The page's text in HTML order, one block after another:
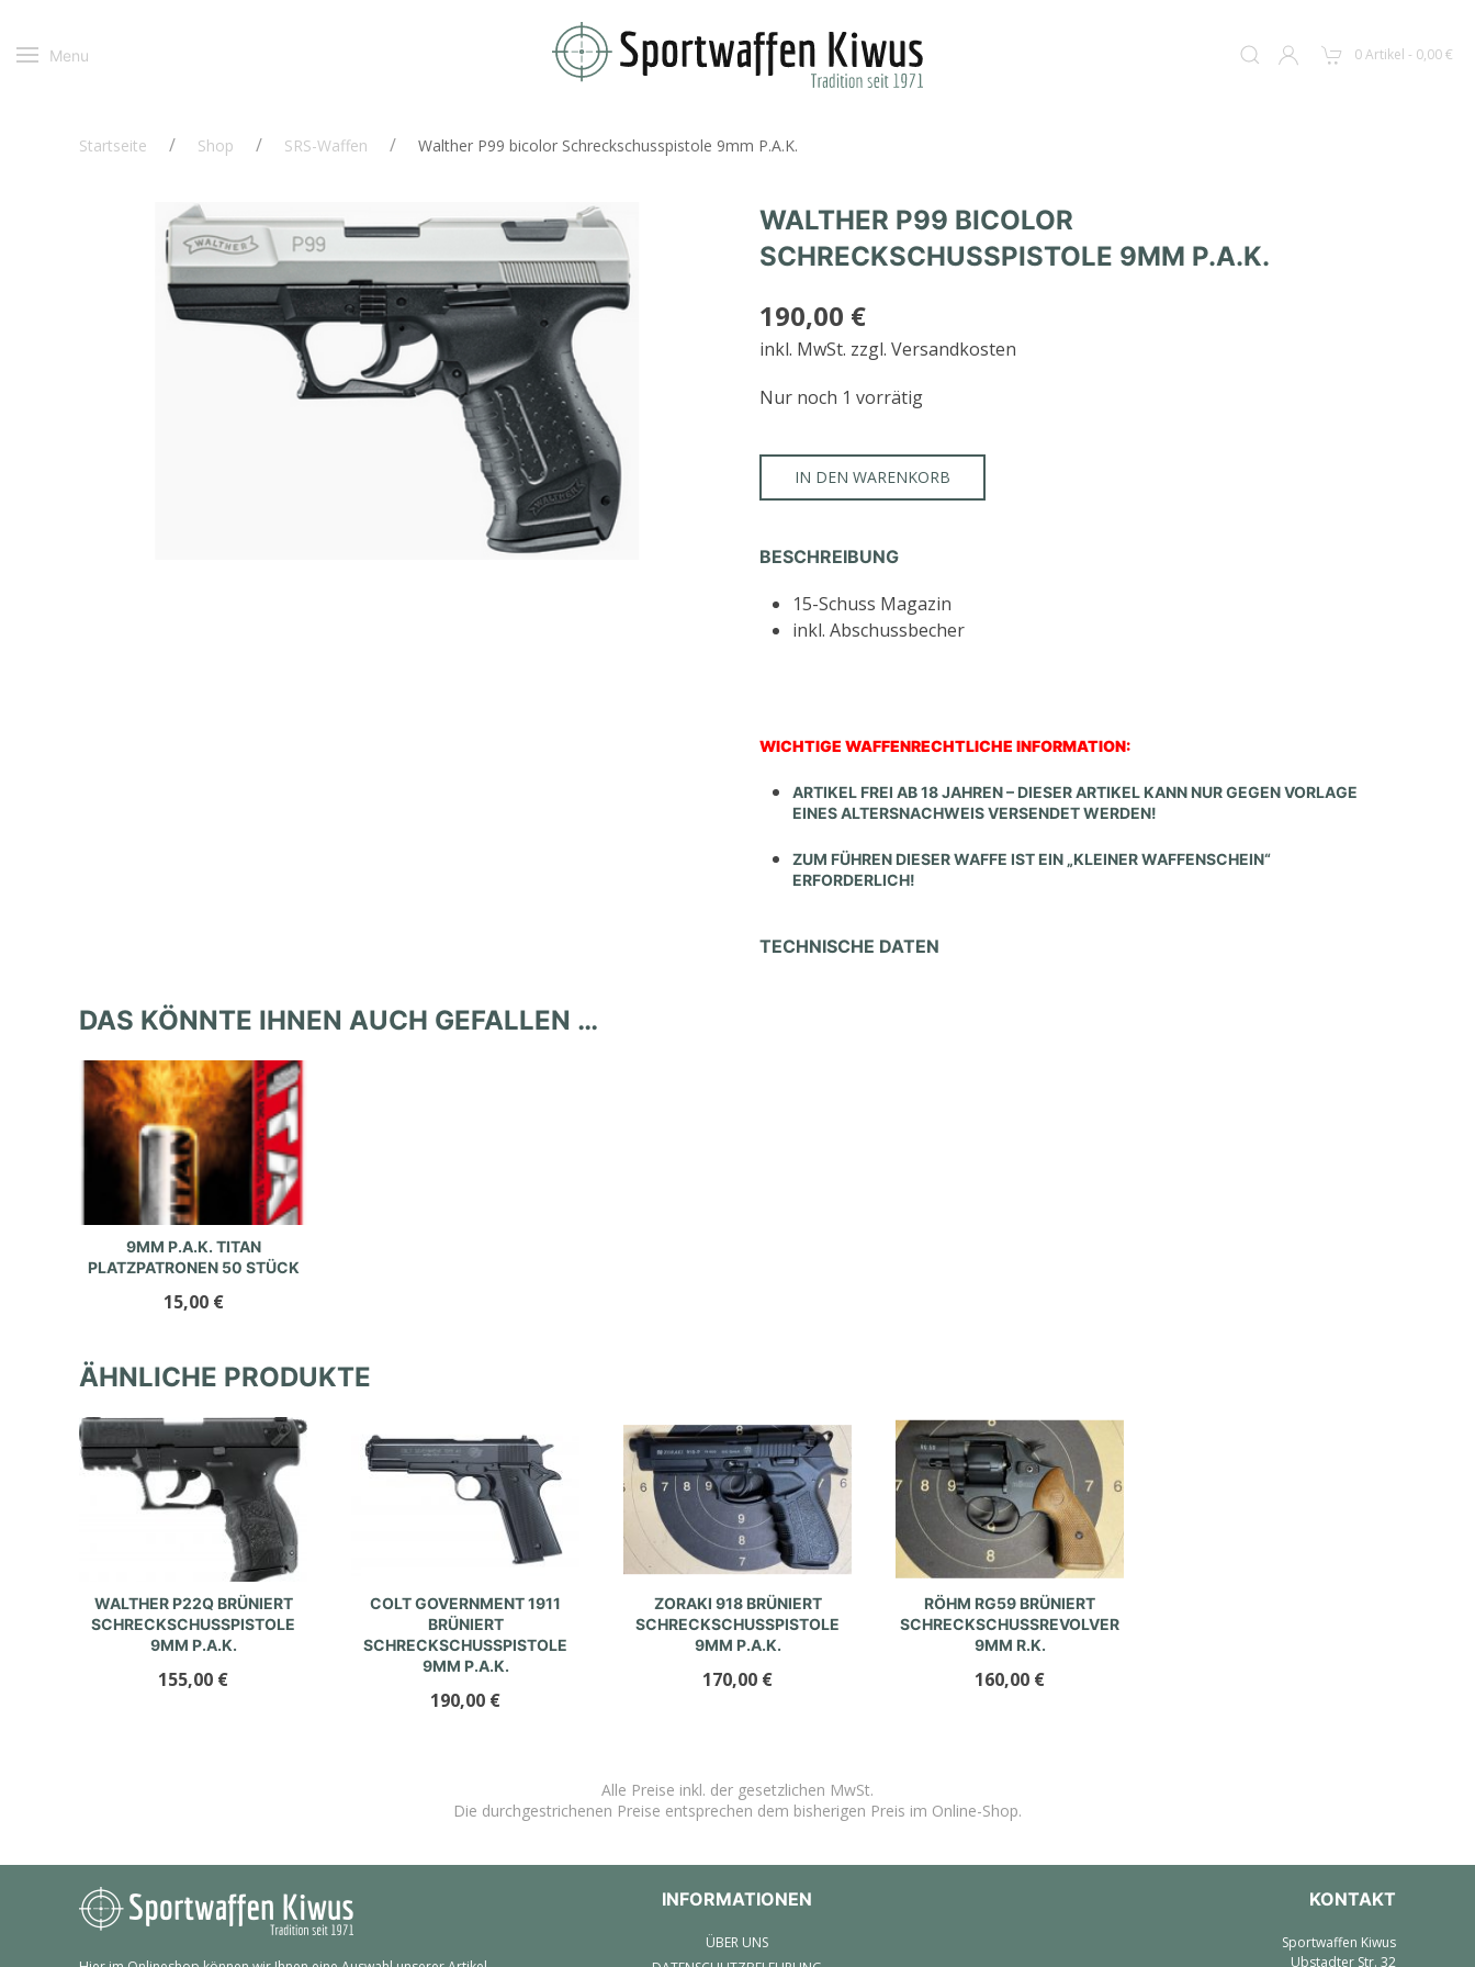
Menu 0 Artikel - 0,00 €
Startseite Shop SRS-Waffen Walther P99 bicolor Schreckschusspistole 9mm P.A.K.
WALTHER P99 BICOLOR
SCHRECKSCHUSSPISTOLE 9MM P.A.K.
190,00 €
inkl. MwSt. zzgl. Versandkosten
Nur noch 1 vorrätig
IN DEN WARENKORB
BESCHREIBUNG
15-Schuss Magazin
inkl. Abschussbecher
WICHTIGE WAFFENRECHTLICHE INFORMATION:
ARTIKEL FREI AB 18 JAHREN – DIESER ARTIKEL KANN NUR GEGEN VORLAGE
EINES ALTERSNACHWEIS VERSENDET WERDEN!
ZUM FÜHREN DIESER WAFFE IST EIN „KLEINER WAFFENSCHEIN“
ERFORDERLICH!
TECHNISCHE DATEN
DAS KÖNNTE IHNEN AUCH GEFALLEN …
9MM P.A.K. TITAN
PLATZPATRONEN 50 STÜCK
15,00 €
ÄHNLICHE PRODUKTE
WALTHER P22Q BRÜNIERT
SCHRECKSCHUSSPISTOLE
9MM P.A.K.
155,00 €
COLT GOVERNMENT 1911
BRÜNIERT
SCHRECKSCHUSSPISTOLE
9MM P.A.K.
190,00 €
ZORAKI 918 BRÜNIERT
SCHRECKSCHUSSPISTOLE
9MM P.A.K.
170,00 €
RÖHM RG59 BRÜNIERT
SCHRECKSCHUSSREVOLVER
9MM R.K.
160,00 €
Alle Preise inkl. der gesetzlichen MwSt.
Die durchgestrichenen Preise entsprechen dem bisherigen Preis im Online-Shop.
INFORMATIONEN
ÜBER UNS
KONTAKT
Sportwaffen Kiwus
Ubstadter Str. 32